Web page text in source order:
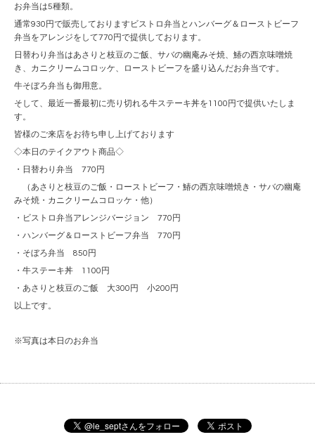
お弁当は5種類。
通常930円で販売しておりますビストロ弁当とハンバーグ＆ローストビーフ
弁当をアレンジをして770円で提供しております。
日替わり弁当はあさりと枝豆のご飯、サバの幽庵みそ焼、鰆の西京味噌焼
き、カニクリームコロッケ、ローストビーフを盛り込んだお弁当です。
牛そぼろ弁当も御用意。
そして、最近一番最初に売り切れる牛ステーキ丼を1100円で提供いたしま
す。
皆様のご来店をお待ち申し上げております
◇本日のテイクアウト商品◇
・日替わり弁当 770円
（あさりと枝豆のご飯・ローストビーフ・鰆の西京味噌焼き・サバの幽庵
みそ焼・カニクリームコロッケ・他）
・ビストロ弁当アレンジバージョン 770円
・ハンバーグ＆ローストビーフ弁当 770円
・そぼろ弁当 850円
・牛ステーキ丼 1100円
・あさりと枝豆のご飯 大300円 小200円
以上です。
※写真は本日のお弁当